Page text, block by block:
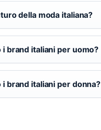
della moda italiana?
i brand italiani per uomo?
i brand italiani per donna?